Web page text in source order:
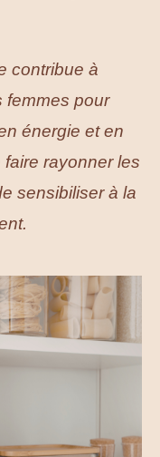
contribue à
femmes pour
énergie et en
faire rayonner les
sensibiliser à la